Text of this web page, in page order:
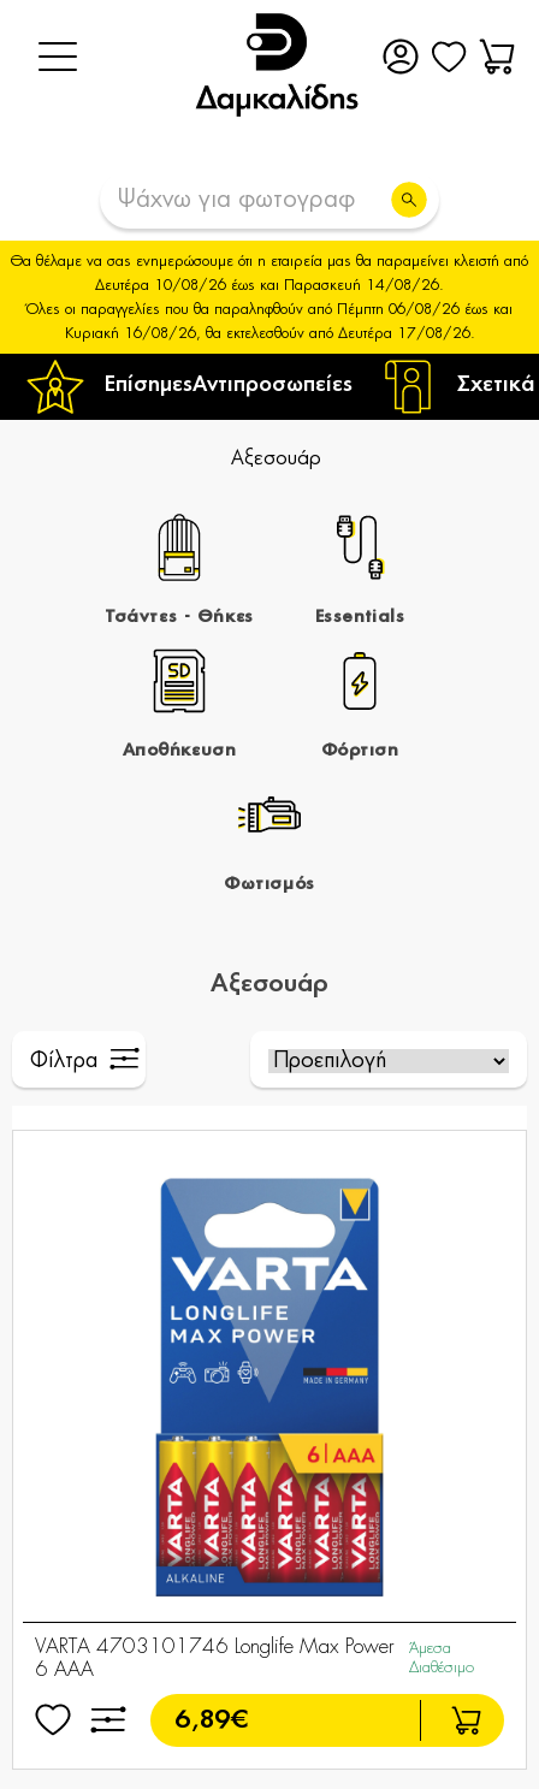
ΕπίσημεςΑντιπροσωπείες
Θα θέλαμε να σας ενημερώσουμε ότι η εταιρεία μας θα παραμείνει κλειστή από
Δευτέρα 10/08/26 έως και Παρασκευή 14/08/26.
Όλες οι παραγγελίες που θα παραληφθούν από Πέμπτη 06/08/26 έως και
Κυριακή 16/08/26, θα εκτελεσθούν από Δευτέρα 17/08/26.
Αξεσουάρ
Τσάντες - Θήκες Essentials
Αποθήκευση Φόρτιση
Φωτισμός
Αξεσουάρ
Φίλτρα
VARTA 4703101746 Longlife Max Power
6 AAA
Άμεσα
Διαθέσιμο
6,89€